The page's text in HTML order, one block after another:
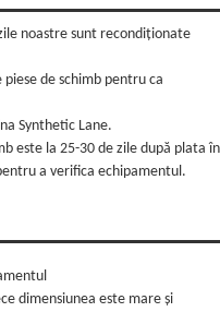
noastre sunt recondiționate
de schimb pentru ca
Synthetic Lane.
este la 25-30 de zile după plata în
a verifica echipamentul.
dimensiunea este mare și